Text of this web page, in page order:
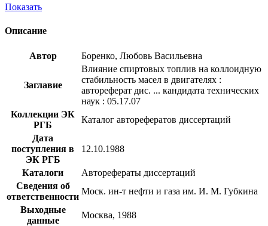
Показать
Описание
Автор Боренко, Любовь Васильевна
Заглавие
Влияние спиртовых топлив на коллоидную
стабильность масел в двигателях :
автореферат дис. ... кандидата технических
наук : 05.17.07
Коллекции ЭК
РГБ
Каталог авторефератов диссертаций
Дата
поступления в
ЭК РГБ
12.10.1988
Каталоги
Авторефераты диссертаций
Сведения об
ответственности
Моск. ин-т нефти и газа им. И. М. Губкина
Выходные
данные
Москва, 1988